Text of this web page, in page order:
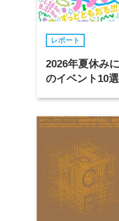
レポート
2026年夏休み
のイベント10